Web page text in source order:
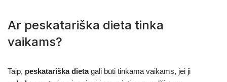
Ar peskatariška dieta tinka
vaikams?
Taip, peskatariška dietagali būti tinkama vaikams, jei ji